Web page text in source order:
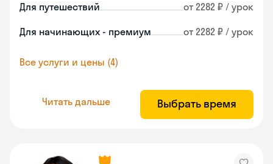
Для путешествий от 2282 ₽ / урок
Для начинающих - премиум от 2282 ₽ / урок
Все услуги и цены (4)
Читать дальше Выбрать время